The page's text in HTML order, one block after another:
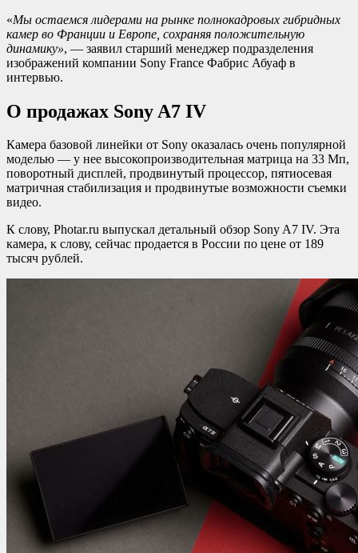
«Мы остаемся лидерами на рынке полнокадровых гибридных
камер во Франции и Европе, сохраняя положительную
динамику», — заявил старший менеджер подразделения
изображений компании Sony France Фабрис Абуаф в
интервью.
О продажах Sony A7 IV
Камера базовой линейки от Sony оказалась очень популярной
моделью — у нее высокопроизводительная матрица на 33 Мп,
поворотный дисплей, продвинутый процессор, пятиосевая
матричная стабилизация и продвинутые возможности съемки
видео.
К слову, Photar.ru выпускал детальный обзор Sony A7 IV. Эта
камера, к слову, сейчас продается в России по цене от 189
тысяч рублей.